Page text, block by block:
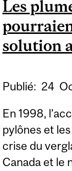
Les
solution
Publié: 24
En 1998,
pylônes et
crise du
Canada et le